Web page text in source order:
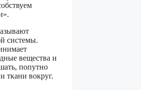
системы.
вещества и
попутно
ткани вокруг.